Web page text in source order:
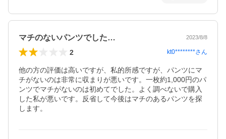
マチのないパンツでした… 2023/8/8
2 kt0********さん
他の方の評価は高いですが、私的所感ですが、パンツにマ
チがないのは非常に収まりが悪いです。一枚約1,000円のパ
ンツでマチがないのは初めてでした。よく調べないで購入
した私が悪いです。反省して今後はマチのあるパンツを探
します。